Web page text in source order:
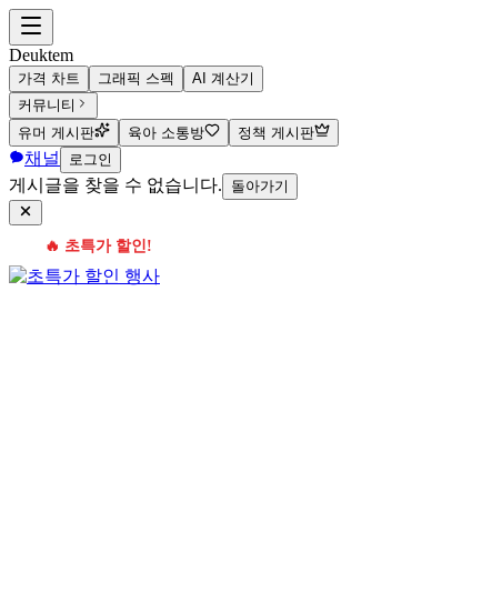
Deuktem
가격 차트 그래픽 스펙
AI 계산기
커뮤니티
유머 게시판
육아 소통방 정책 게시판
채널 로그인
게시글을 찾을 수 없습니다. 돌아가기
🔥 초특가 할인!